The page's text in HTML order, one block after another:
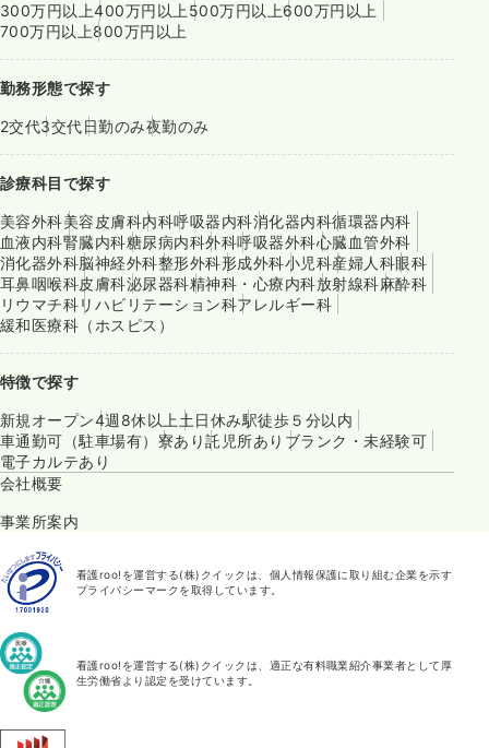
300万円以上400万円以上 500万円以上600万円以上
700万円以上800万円以上
勤務形態で探す
2交代3交代日勤のみ夜勤のみ
診療科目で探す
美容外科美容皮膚科内科呼吸器内科消化器内科循環器内科
血液内科腎臓内科糖尿病内科外科呼吸器外科心臓血管外科
消化器外科脳神経外科整形外科形成外科小児科産婦人科眼科
耳鼻咽喉科皮膚科泌尿器科精神科・心療内科放射線科麻酔科
リウマチ科リハビリテーション科アレルギー科
緩和医療科（ホスピス）
特徴で探す
新規オープン4週8休以上 土日休み駅徒歩５分以内
車通勤可（駐車場有） 寮あり託児所あり ブランク・未経験可
電子カルテあり
会社概要
事業所案内
看護roo!を運営する(株)クイックは、個人情報保護に取り組む企業を示す
プライバシーマークを取得しています。
看護roo!を運営する(株)クイックは、適正な有料職業紹介事業者として厚
生労働省より認定を受けています。